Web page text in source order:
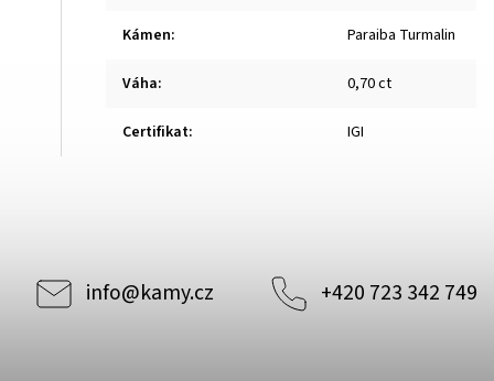
Kámen: Paraiba Turmalin
Váha: 0,70 ct
Certifikat: IGI
info@kamy.cz +420 723 342 749